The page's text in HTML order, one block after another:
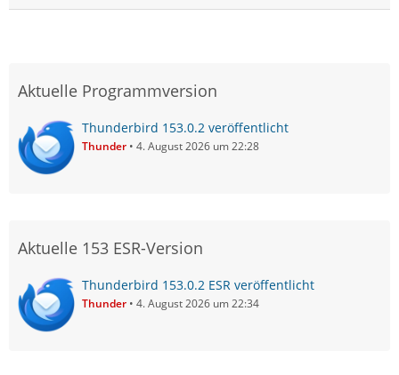
Aktuelle Programmversion
Thunderbird 153.0.2 veröffentlicht
Thunder 4. August 2026 um 22:28
Aktuelle 153 ESR-Version
Thunderbird 153.0.2 ESR veröffentlicht
Thunder 4. August 2026 um 22:34